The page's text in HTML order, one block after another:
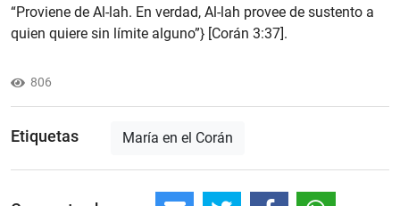
“Proviene de Al-lah. En verdad, Al-lah provee de sustento a
quien quiere sin límite alguno”} [Corán 3:37].
806
Etiquetas María en el Corán